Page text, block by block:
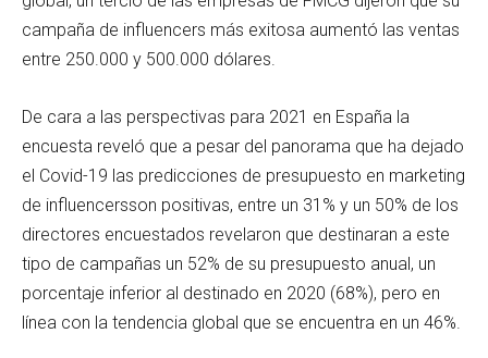
campaña de influencers más exitosa aumentó las ventas
entre 250.000 y 500.000 dólares.
De cara a las perspectivas para 2021 en España la
encuesta reveló que a pesar del panorama que ha dejado
el Covid-19 las predicciones de presupuesto en marketing
de influencersson positivas, entre un 31% y un 50% de los
directores encuestados revelaron que destinaran a este
tipo de campañas un 52% de su presupuesto anual, un
porcentaje inferior al destinado en 2020 (68%), pero en
línea con la tendencia global que se encuentra en un 46%.